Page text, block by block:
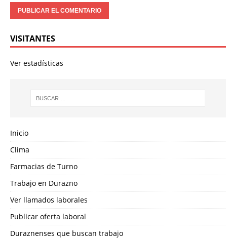
VISITANTES
Ver estadísticas
Inicio
Clima
Farmacias de Turno
Trabajo en Durazno
Ver llamados laborales
Publicar oferta laboral
Duraznenses que buscan trabajo